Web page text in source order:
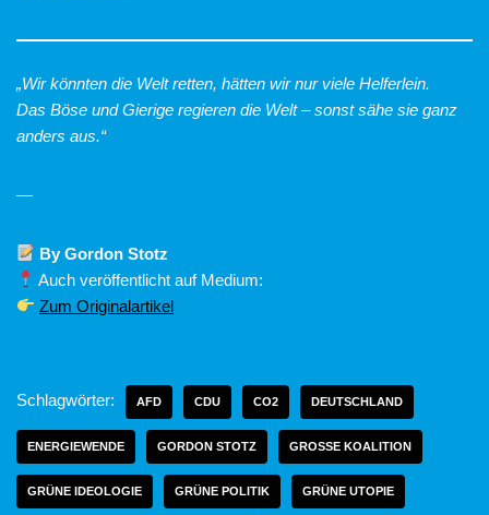
„Wir könnten die Welt retten, hätten wir nur viele Helferlein.
Das Böse und Gierige regieren die Welt – sonst sähe sie ganz
anders aus.“
—
By Gordon Stotz
Auch veröffentlicht auf Medium:
Zum Originalartikel
Schlagwörter: AFD CDU CO2 DEUTSCHLAND
ENERGIEWENDE GORDON STOTZ GROSSE KOALITION
GRÜNE IDEOLOGIE GRÜNE POLITIK GRÜNE UTOPIE